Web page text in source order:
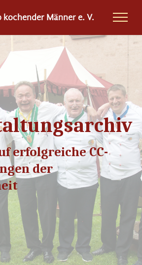
kochender Männer e. V.
erfolgreiche CC-
der